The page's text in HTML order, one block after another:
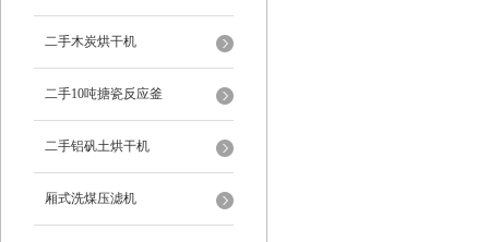
二手木炭烘干机
二手10吨搪瓷反应釜
二手铝矾土烘干机
厢式洗煤压滤机